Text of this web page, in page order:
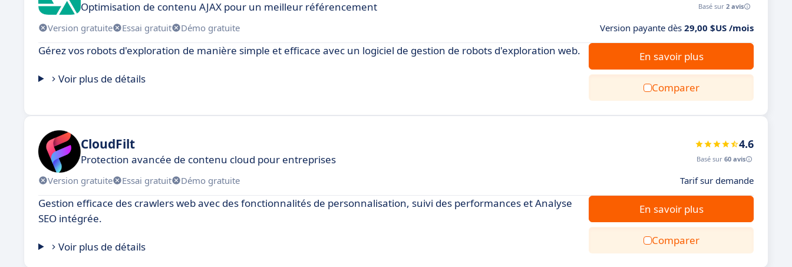
Optimisation de contenu AJAX pour un meilleur référencement Basé sur 2 avis
Version gratuite Essai gratuit Démo gratuite Version payante dès 29,00 $US /mois
Gérez vos robots d'exploration de manière simple et efficace avec un logiciel de gestion de robots d'exploration web.
Voir plus de détails
En savoir plus
Comparer
CloudFilt
Protection avancée de contenu cloud pour entreprises
4.6
Basé sur 60 avis
Version gratuite Essai gratuit Démo gratuite Tarif sur demande
Gestion efficace des crawlers web avec des fonctionnalités de personnalisation, suivi des performances et Analyse
SEO intégrée.
Voir plus de détails
En savoir plus
Comparer